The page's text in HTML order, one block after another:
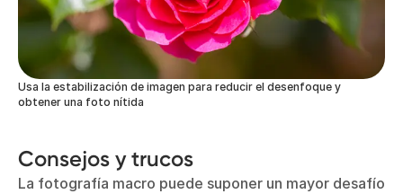
Usa la estabilización de imagen para reducir el desenfoque y
obtener una foto nítida
Consejos y trucos
La fotografía macro puede suponer un mayor desafío